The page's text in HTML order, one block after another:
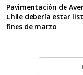
Pavimentación de
Chile debería estar
fines de marzo